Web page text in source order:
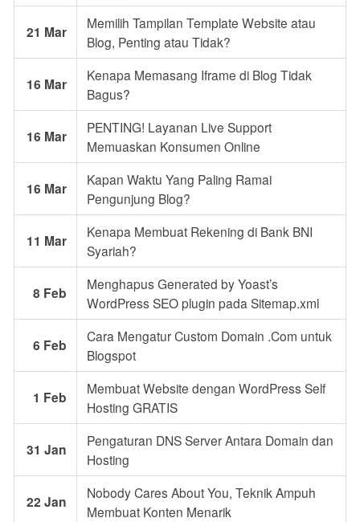
21 Mar
Memilih Tampilan Template Website atau
Blog, Penting atau Tidak?
16 Mar
Kenapa Memasang Iframe di Blog Tidak
Bagus?
16 Mar
PENTING! Layanan Live Support
Memuaskan Konsumen Online
16 Mar
Kapan Waktu Yang Paling Ramai
Pengunjung Blog?
11 Mar
Kenapa Membuat Rekening di Bank BNI
Syariah?
8 Feb
Menghapus Generated by Yoast’s
WordPress SEO plugin pada Sitemap.xml
6 Feb
Cara Mengatur Custom Domain .Com untuk
Blogspot
1 Feb
Membuat Website dengan WordPress Self
Hosting GRATIS
31 Jan
Pengaturan DNS Server Antara Domain dan
Hosting
22 Jan
Nobody Cares About You, Teknik Ampuh
Membuat Konten Menarik